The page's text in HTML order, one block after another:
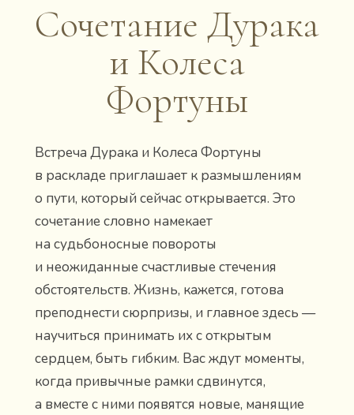
Сочетание Дурака
и Колеса
Фортуны
Встреча Дурака и Колеса Фортуны
в раскладе приглашает к размышлениям
о пути, который сейчас открывается. Это
сочетание словно намекает
на судьбоносные повороты
и неожиданные счастливые стечения
обстоятельств. Жизнь, кажется, готова
преподнести сюрпризы, и главное здесь —
научиться принимать их с открытым
сердцем, быть гибким. Вас ждут моменты,
когда привычные рамки сдвинутся,
а вместе с ними появятся новые, манящие